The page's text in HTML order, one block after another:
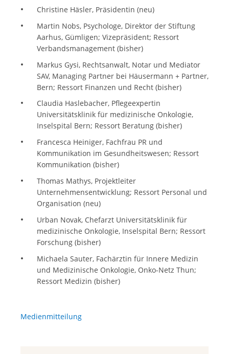
Christine Häsler, Präsidentin (neu)
Martin Nobs, Psychologe, Direktor der Stiftung
Aarhus, Gümligen; Vizepräsident; Ressort
Verbandsmanagement (bisher)
Markus Gysi, Rechtsanwalt, Notar und Mediator
SAV, Managing Partner bei Häusermann + Partner,
Bern; Ressort Finanzen und Recht (bisher)
Claudia Haslebacher, Pflegeexpertin
Universitätsklinik für medizinische Onkologie,
Inselspital Bern; Ressort Beratung (bisher)
Francesca Heiniger, Fachfrau PR und
Kommunikation im Gesundheitswesen; Ressort
Kommunikation (bisher)
Thomas Mathys, Projektleiter
Unternehmensentwicklung; Ressort Personal und
Organisation (neu)
Urban Novak, Chefarzt Universitätsklinik für
medizinische Onkologie, Inselspital Bern; Ressort
Forschung (bisher)
Michaela Sauter, Fachärztin für Innere Medizin
und Medizinische Onkologie, Onko-Netz Thun;
Ressort Medizin (bisher)
Medienmitteilung